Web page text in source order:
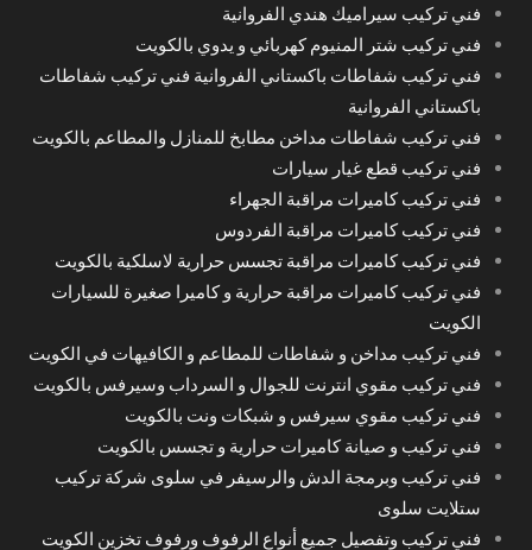
فني تركيب سيراميك هندي الفروانية
فني تركيب شتر المنيوم كهربائي و يدوي بالكويت
فني تركيب شفاطات باكستاني الفروانية فني تركيب شفاطات
باكستاني الفروانية
فني تركيب شفاطات مداخن مطابخ للمنازل والمطاعم بالكويت
فني تركيب قطع غيار سيارات
فني تركيب كاميرات مراقبة الجهراء
فني تركيب كاميرات مراقبة الفردوس
فني تركيب كاميرات مراقبة تجسس حرارية لاسلكية بالكويت
فني تركيب كاميرات مراقبة حرارية و كاميرا صغيرة للسيارات
الكويت
فني تركيب مداخن و شفاطات للمطاعم و الكافيهات في الكويت
فني تركيب مقوي انترنت للجوال و السرداب وسيرفس بالكويت
فني تركيب مقوي سيرفس و شبكات ونت بالكويت
فني تركيب و صيانة كاميرات حرارية و تجسس بالكويت
فني تركيب وبرمجة الدش والرسيفر في سلوى شركة تركيب
ستلايت سلوى
فني تركيب وتفصيل جميع أنواع الرفوف ورفوف تخزين الكويت